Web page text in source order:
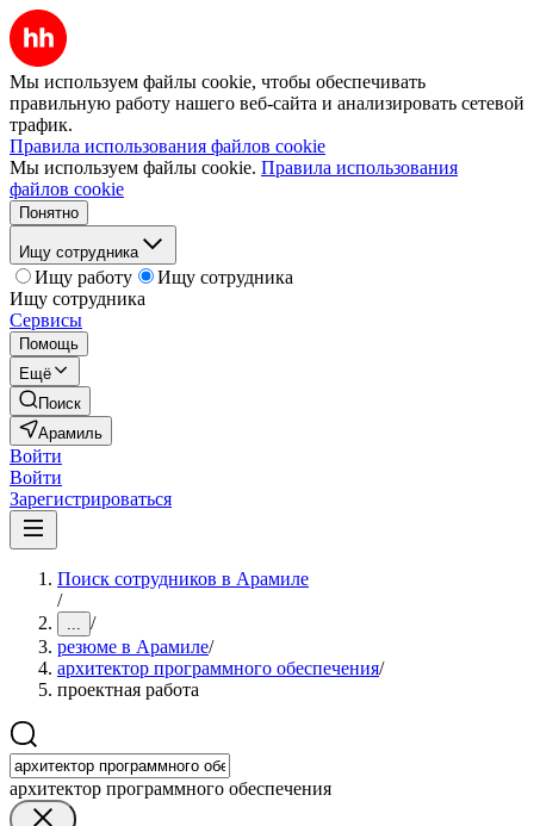
Мы используем файлы cookie, чтобы обеспечивать
правильную работу нашего веб-сайта и анализировать сетевой
трафик.
Правила использования файлов cookie
Мы используем файлы cookie. Правила использования
файлов cookie
Понятно
Ищу сотрудника
Ищу работу
Ищу сотрудника
Ищу сотрудника
Сервисы
Помощь
Ещё
Поиск
Арамиль
Войти
Войти
Зарегистрироваться
Поиск сотрудников в Арамиле
/
... /
резюме в Арамиле/
архитектор программного обеспечения/
проектная работа
архитектор программного обеспечения